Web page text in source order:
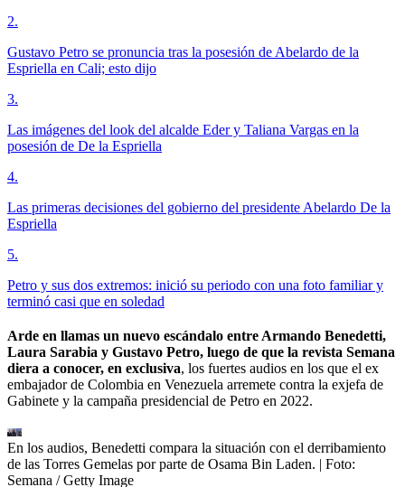
2.
Gustavo Petro se pronuncia tras la posesión de Abelardo de la
Espriella en Cali; esto dijo
3.
Las imágenes del look del alcalde Eder y Taliana Vargas en la
posesión de De la Espriella
4.
Las primeras decisiones del gobierno del presidente Abelardo De la
Espriella
5.
Petro y sus dos extremos: inició su periodo con una foto familiar y
terminó casi que en soledad
Arde en llamas un nuevo escándalo entre Armando Benedetti,
Laura Sarabia y Gustavo Petro, luego de que la revista Semana
diera a conocer, en exclusiva, los fuertes audios en los que el ex
embajador de Colombia en Venezuela arremete contra la exjefa de
Gabinete y la campaña presidencial de Petro en 2022.
En los audios, Benedetti compara la situación con el derribamiento
de las Torres Gemelas por parte de Osama Bin Laden. | Foto:
Semana / Getty Image